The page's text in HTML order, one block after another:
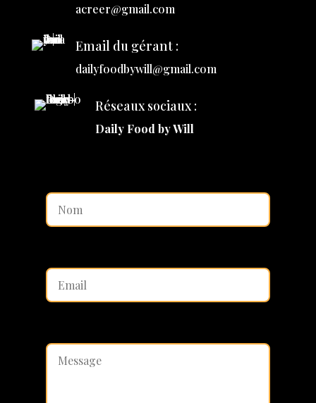
acreer@gmail.com
Email du gérant :
dailyfoodbywill@gmail.com
Réseaux sociaux :
Daily Food by Will